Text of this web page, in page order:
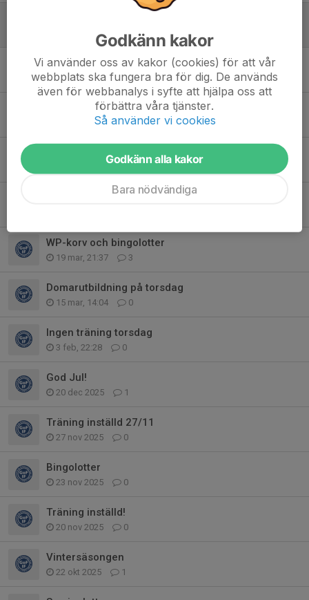
15 jun, 08:47 0
Sverigelotter
12 jun, 09:27 0
Match flyttad
4 jun, 14:25 0
Bambusa-försäljning
Kioskschema - vårsäsongen
WP-korv och bingolotter
19 mar, 21:37 3
Domarutbildning på torsdag
15 mar, 14:04 0
Ingen träning torsdag
3 feb, 22:28 0
God Jul!
20 dec 2025 1
Träning inställd 27/11
27 nov 2025 0
Bingolotter
23 nov 2025 0
Träning inställd!
20 nov 2025 0
Vintersäsongen
22 okt 2025 1
Godkänn kakor
Vi använder oss av kakor (cookies) för att vår
webbplats ska fungera bra för dig. De används
även för webbanalys i syfte att hjälpa oss att
förbättra våra tjänster.
Så använder vi cookies
Godkänn alla kakor
Bara nödvändiga